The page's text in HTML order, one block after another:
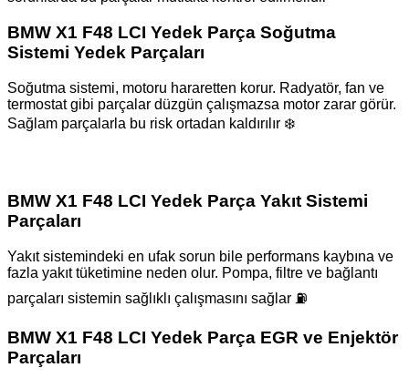
BMW X1 F48 LCI Yedek Parça Soğutma
Sistemi Yedek Parçaları
Soğutma sistemi, motoru hararetten korur. Radyatör, fan ve
termostat gibi parçalar düzgün çalışmazsa motor zarar görür.
Sağlam parçalarla bu risk ortadan kaldırılır ❄️
BMW X1 F48 LCI Yedek Parça Yakıt Sistemi
Parçaları
Yakıt sistemindeki en ufak sorun bile performans kaybına ve
fazla yakıt tüketimine neden olur. Pompa, filtre ve bağlantı
parçaları sistemin sağlıklı çalışmasını sağlar ⛽
BMW X1 F48 LCI Yedek Parça EGR ve Enjektör
Parçaları